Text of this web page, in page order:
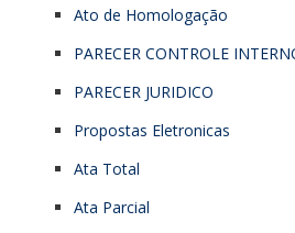
Ato de Homologação
PARECER CONTROLE
PARECER JURIDICO
Propostas Eletronicas
Ata Total
Ata Parcial